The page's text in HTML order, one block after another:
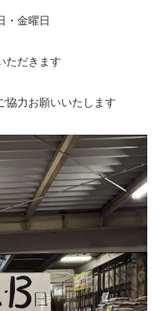
・金曜日
ただきます
協力お願いいたします